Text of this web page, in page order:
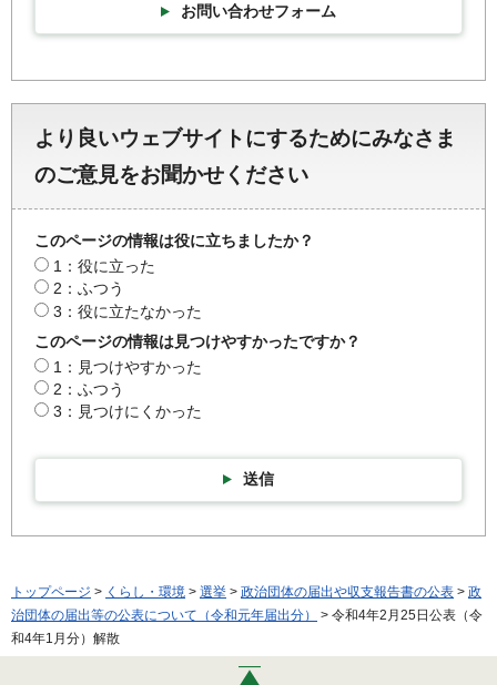
お問い合わせフォーム
より良いウェブサイトにするためにみなさま
のご意見をお聞かせください
このページの情報は役に立ちましたか？
1：役に立った
2：ふつう
3：役に立たなかった
このページの情報は見つけやすかったですか？
1：見つけやすかった
2：ふつう
3：見つけにくかった
送信
トップページ > くらし・環境 > 選挙 > 政治団体の届出や収支報告書の公表 > 政
治団体の届出等の公表について（令和元年届出分）
> 令和4年2月25日公表（令
和4年1月分）解散